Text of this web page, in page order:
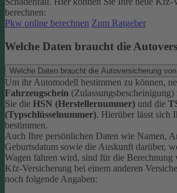
berechnen:
Pkw online berechnen Zum Ratgeber
Welche Daten braucht die
Welche Daten braucht die Autoversicherung
Um ihr Automodell bestimmen zu können,
Fahrzeugschein
Sie die HSN (Herstellernummer) und die
(Typschlüsselnummer). Hierüber lässt sich
bestimmen.
Auch Ihre persönlichen Daten wie Namen,
Geburtsdatum sowie die Auskunft darüber,
Wagen fahren wird, sind für die Berechnung
Kfz-Versicherung bei einem anderen
noch folgende Angaben: